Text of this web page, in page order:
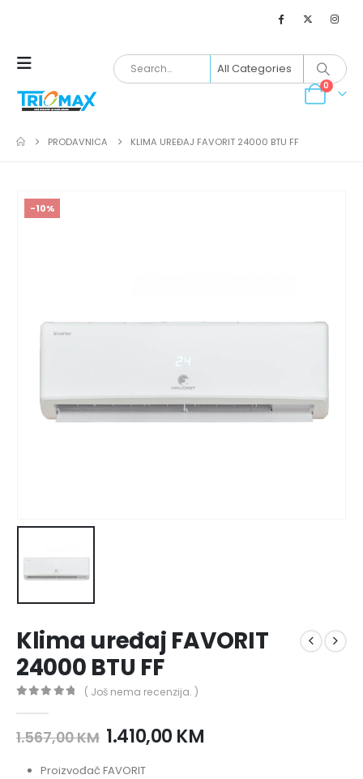
0
PRODAVNICA KLIMA UREĐAJ FAVORIT 24000 BTU FF
-10%
Klima uređaj FAVORIT
24000 BTU FF
( Još nema recenzija. )
1.567,00KM 1.410,00 KM
Proizvođač FAVORIT